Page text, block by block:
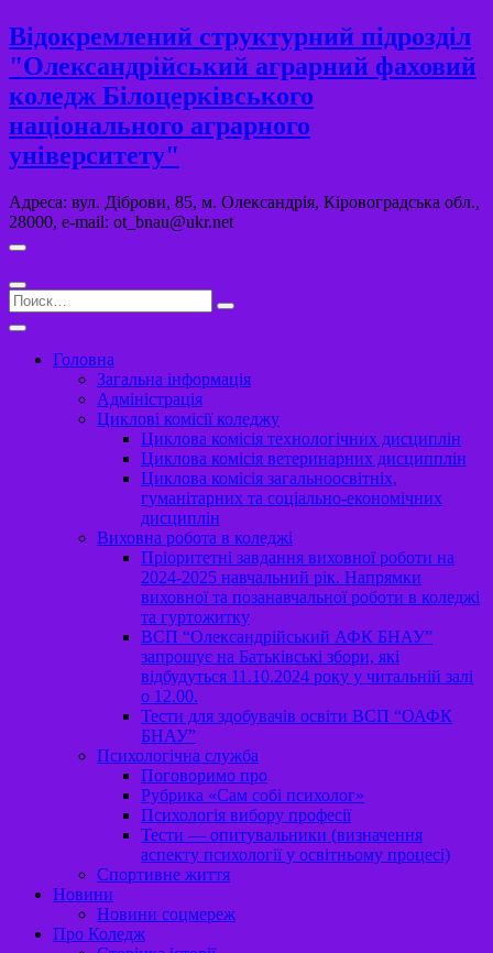
Перейти
к
содержимому
Відокремлений структурний підрозділ
"Олександрійський аграрний фаховий
коледж Білоцерківського
національного аграрного
університету"
Адреса: вул. Діброви, 85, м. Олександрія, Кіровоградська обл.,
28000, e-mail: ot_bnau@ukr.net
Поиск…
Головна
Загальна інформація
Адміністрація
Циклові комісії коледжу
Циклова комісія технологічних дисциплін
Циклова комісія ветеринарних дисципплін
Циклова комісія загальноосвітніх,
гуманітарних та соціально-економічних
дисциплін
Виховна робота в коледжі
Пріоритетні завдання виховної роботи на
2024-2025 навчальний рік. Напрямки
виховної та позанавчальної роботи в коледжі
та гуртожитку
ВСП “Олександрійський АФК БНАУ”
запрошує на Батьківські збори, які
відбудуться 11.10.2024 року у читальній залі
о 12.00.
Тести для здобувачів освіти ВСП “ОАФК
БНАУ”
Психологічна служба
Поговоримо про
Рубрика «Сам собі психолог»
Психологія вибору професії
Тести — опитувальники (визначення
аспекту психології у освітньому процесі)
Спортивне життя
Новини
Новини соцмереж
Про Коледж